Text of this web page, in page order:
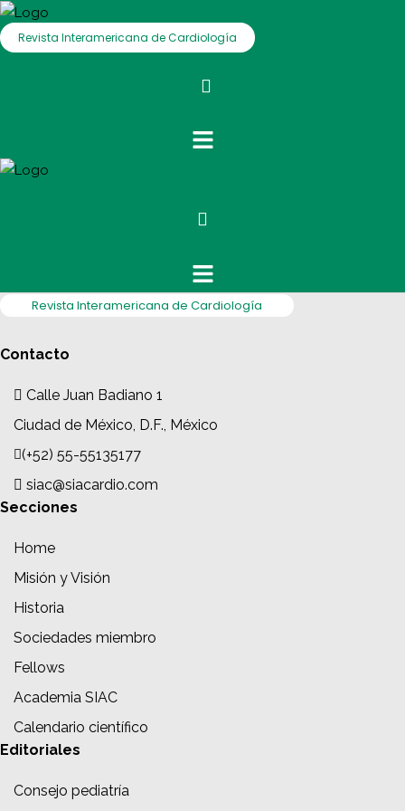
Revista Interamericana de Cardiología
Revista Interamericana de Cardiología
Contacto
Calle Juan Badiano 1
Ciudad de México, D.F., México
(+52) 55-55135177
siac@siacardio.com
Secciones
Home
Misión y Visión
Historia
Sociedades miembro
Fellows
Academia SIAC
Calendario científico
Editoriales
Consejo pediatría